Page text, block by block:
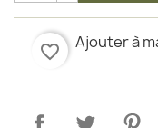
favorite_border Ajouter à